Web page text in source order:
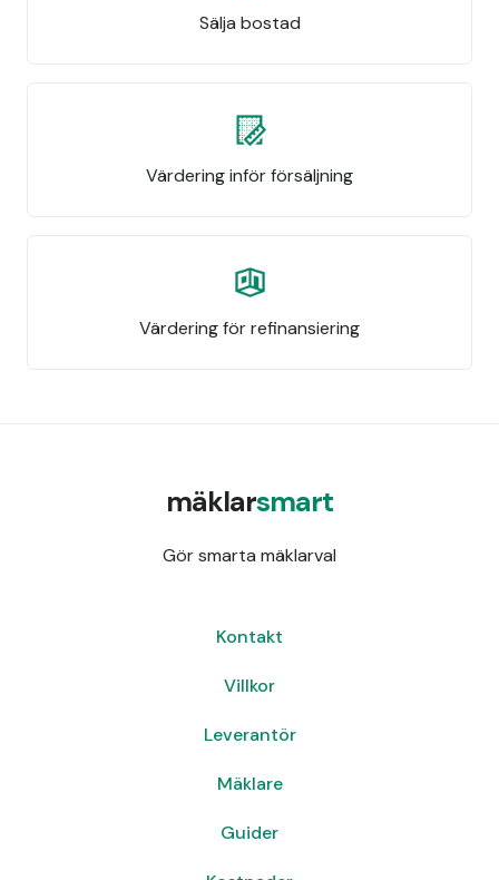
Sälja bostad
Värdering inför försäljning
Värdering för refinansiering
mäklarsmart
Gör smarta mäklarval
Kontakt
Villkor
Leverantör
Mäklare
Guider